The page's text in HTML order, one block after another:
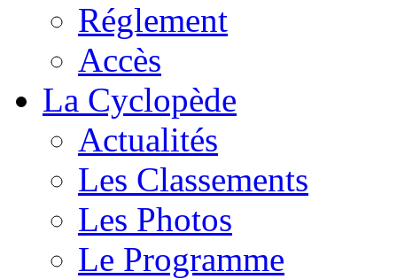
Réglement
Accès
La Cyclopède
Actualités
Les Classements
Les Photos
Le Programme